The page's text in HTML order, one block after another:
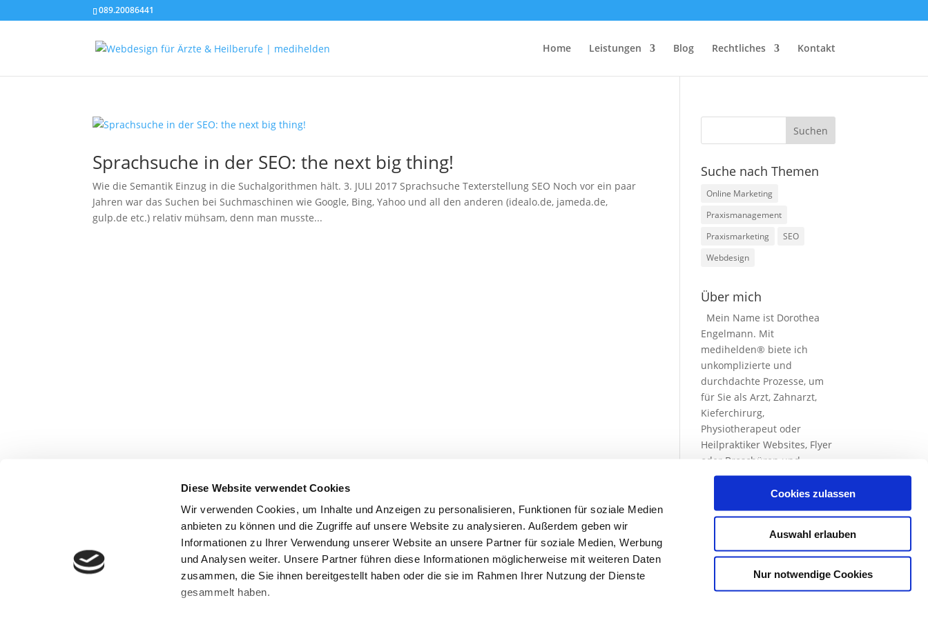
Diese Website verwendet Cookies
Wir verwenden Cookies, um Inhalte und Anzeigen zu personalisieren, Funktionen für soziale Medien
anbieten zu können und die Zugriffe auf unsere Website zu analysieren. Außerdem geben wir
Informationen zu Ihrer Verwendung unserer Website an unsere Partner für soziale Medien, Werbung
und Analysen weiter. Unsere Partner führen diese Informationen möglicherweise mit weiteren Daten
zusammen, die Sie ihnen bereitgestellt haben oder die sie im Rahmen Ihrer Nutzung der Dienste
gesammelt haben.
Cookies zulassen
Auswahl erlauben
Nur notwendige Cookies
089.20086441
Home Leistungen Blog Rechtliches Kontakt
Sprachsuche in der SEO: the next big thing!
Wie die Semantik Einzug in die Suchalgorithmen hält. 3. JULI 2017 Sprachsuche Texterstellung SEO Noch vor ein paar
Jahren war das Suchen bei Suchmaschinen wie Google, Bing, Yahoo und all den anderen (idealo.de, jameda.de,
gulp.de etc.) relativ mühsam, denn man musste...
Suche nach Themen
Online Marketing
Praxismanagement
Praxismarketing
SEO
Webdesign
Über mich
Mein Name ist Dorothea
Engelmann. Mit
medihelden® biete ich
unkomplizierte und
durchdachte Prozesse, um
für Sie als Arzt, Zahnarzt,
Kieferchirurg,
Physiotherapeut oder
Heilpraktiker Websites, Flyer
oder Broschüren und
Telefon­warte­schleifen- &
ansagen auf höchstem
Qualitäts­niveau zu erstellen.
© medihelden® 2010 - 2026 | Alle Rechte vorbehalten | IMPRESSUM| DATENSCHUTZERKLÄRUNG